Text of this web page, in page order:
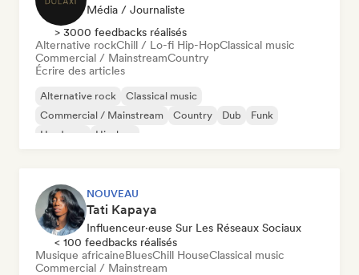
Média / Journaliste
> 3000 feedbacks réalisés
Alternative rockChill / Lo-fi Hip-HopClassical music
Commercial / MainstreamCountry
Écrire des articles
Alternative rock
Classical music
Commercial / Mainstream
Country Dub
Funk
Hardcore
Hip-hop
NOUVEAU
Tati Kapaya
Influenceur·euse Sur Les Réseaux Sociaux
< 100 feedbacks réalisés
Musique africaineBluesChill HouseClassical music
Commercial / Mainstream